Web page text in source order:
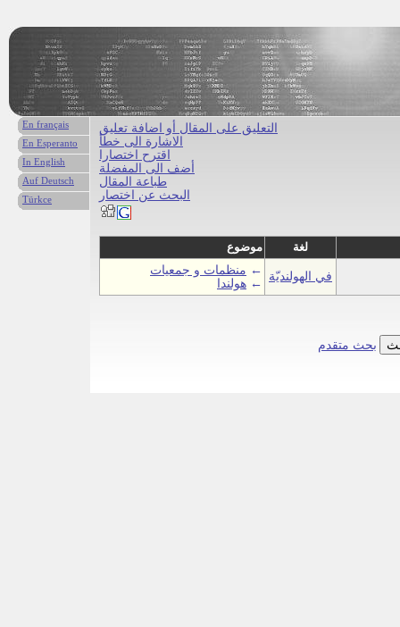
التعليق على المقال أو اضافة تعليق
الاشارة الى خطأ
اقترح اختصارا
أضف الى المفضلة
طباعة المقال
البحث عن اختصار
موضوع
لغة
← منظمات و جمعيات
← هولندا
في الهولنديّة
بحث متقدم
En français
En Esperanto
In English
Auf Deutsch
Türkce